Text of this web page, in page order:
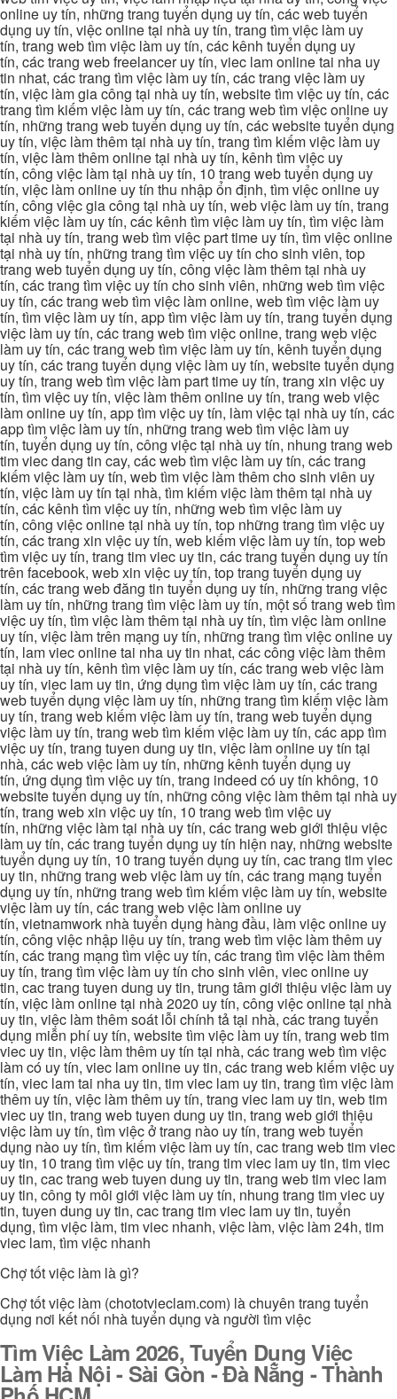
online uy tín, những trang tuyển dụng uy tín, các web tuyển
dụng uy tín, việc online tại nhà uy tín, trang tìm việc làm uy
tín, trang web tìm việc làm uy tín, các kênh tuyển dụng uy
tín, các trang web freelancer uy tín, viec lam online tai nha uy
tin nhat, các trang tìm việc làm uy tín, các trang việc làm uy
tín, việc làm gia công tại nhà uy tín, website tìm việc uy tín, các
trang tìm kiếm việc làm uy tín, các trang web tìm việc online uy
tín, những trang web tuyển dụng uy tín, các website tuyển dụng
uy tín, việc làm thêm tại nhà uy tín, trang tìm kiếm việc làm uy
tín, việc làm thêm online tại nhà uy tín, kênh tìm việc uy
tín, công việc làm tại nhà uy tín, 10 trang web tuyển dụng uy
tín, việc làm online uy tín thu nhập ổn định, tìm việc online uy
tín, công việc gia công tại nhà uy tín, web việc làm uy tín, trang
kiếm việc làm uy tín, các kênh tìm việc làm uy tín, tìm việc làm
tại nhà uy tín, trang web tìm việc part time uy tín, tìm việc online
tại nhà uy tín, những trang tìm việc uy tín cho sinh viên, top
trang web tuyển dụng uy tín, công việc làm thêm tại nhà uy
tín, các trang tìm việc uy tín cho sinh viên, những web tìm việc
uy tín, các trang web tìm việc làm online, web tìm việc làm uy
tín, tìm việc làm uy tín, app tìm việc làm uy tín, trang tuyển dụng
việc làm uy tín, các trang web tìm việc online, trang web việc
làm uy tín, các trang web tìm việc làm uy tín, kênh tuyển dụng
uy tín, các trang tuyển dụng việc làm uy tín, website tuyển dụng
uy tín, trang web tìm việc làm part time uy tín, trang xin việc uy
tín, tìm việc uy tín, việc làm thêm online uy tín, trang web việc
làm online uy tín, app tìm việc uy tín, làm việc tại nhà uy tín, các
app tìm việc làm uy tín, những trang web tìm việc làm uy
tín, tuyển dụng uy tín, công việc tại nhà uy tín, nhung trang web
tim viec dang tin cay, các web tìm việc làm uy tín, các trang
kiếm việc làm uy tín, web tìm việc làm thêm cho sinh viên uy
tín, việc làm uy tín tại nhà, tìm kiếm việc làm thêm tại nhà uy
tín, các kênh tìm việc uy tín, những web tìm việc làm uy
tín, công việc online tại nhà uy tín, top những trang tìm việc uy
tín, các trang xin việc uy tín, web kiếm việc làm uy tín, top web
tìm việc uy tín, trang tim viec uy tin, các trang tuyển dụng uy tín
trên facebook, web xin việc uy tín, top trang tuyển dụng uy
tín, các trang web đăng tin tuyển dụng uy tín, những trang việc
làm uy tín, những trang tìm việc làm uy tín, một số trang web tìm
việc uy tín, tìm việc làm thêm tại nhà uy tín, tìm việc làm online
uy tín, việc làm trên mạng uy tín, những trang tìm việc online uy
tín, lam viec online tai nha uy tin nhat, các công việc làm thêm
tại nhà uy tín, kênh tìm việc làm uy tín, các trang web việc làm
uy tín, viec lam uy tin, ứng dụng tìm việc làm uy tín, các trang
web tuyển dụng việc làm uy tín, những trang tìm kiếm việc làm
uy tín, trang web kiếm việc làm uy tín, trang web tuyển dụng
việc làm uy tín, trang web tìm kiếm việc làm uy tín, các app tìm
việc uy tín, trang tuyen dung uy tin, việc làm online uy tín tại
nhà, các web việc làm uy tín, những kênh tuyển dụng uy
tín, ứng dụng tìm việc uy tín, trang indeed có uy tín không, 10
website tuyển dụng uy tín, những công việc làm thêm tại nhà uy
tín, trang web xin việc uy tín, 10 trang web tìm việc uy
tín, những việc làm tại nhà uy tín, các trang web giới thiệu việc
làm uy tín, các trang tuyển dụng uy tín hiện nay, những website
tuyển dụng uy tín, 10 trang tuyển dụng uy tín, cac trang tim viec
uy tin, những trang web việc làm uy tín, các trang mạng tuyển
dụng uy tín, những trang web tìm kiếm việc làm uy tín, website
việc làm uy tín, các trang web việc làm online uy
tín, vietnamwork nhà tuyển dụng hàng đầu, làm việc online uy
tín, công việc nhập liệu uy tín, trang web tìm việc làm thêm uy
tín, các trang mạng tìm việc uy tín, các trang tìm việc làm thêm
uy tín, trang tìm việc làm uy tín cho sinh viên, viec online uy
tin, cac trang tuyen dung uy tin, trung tâm giới thiệu việc làm uy
tín, việc làm online tại nhà 2020 uy tín, công việc online tại nhà
uy tin, việc làm thêm soát lỗi chính tả tại nhà, các trang tuyển
dụng miễn phí uy tín, website tìm việc làm uy tín, trang web tim
viec uy tin, việc làm thêm uy tín tại nhà, các trang web tìm việc
làm có uy tín, viec lam online uy tin, các trang web kiếm việc uy
tín, viec lam tai nha uy tin, tim viec lam uy tin, trang tìm việc làm
thêm uy tín, việc làm thêm uy tín, trang viec lam uy tin, web tim
viec uy tin, trang web tuyen dung uy tin, trang web giới thiệu
việc làm uy tín, tìm việc ở trang nào uy tín, trang web tuyển
dụng nào uy tín, tìm kiếm việc làm uy tín, cac trang web tim viec
uy tin, 10 trang tìm việc uy tín, trang tim viec lam uy tin, tim viec
uy tin, cac trang web tuyen dung uy tin, trang web tim viec lam
uy tin, công ty môi giới việc làm uy tín, nhung trang tim viec uy
tin, tuyen dung uy tin, cac trang tim viec lam uy tin, tuyển
dụng, tìm việc làm, tim viec nhanh, việc làm, việc làm 24h, tim
viec lam, tìm việc nhanh
Chợ tốt việc làm là gì?
Chợ tốt việc làm (chototvieclam.com) là chuyên trang tuyển
dụng nơi kết nối nhà tuyển dụng và người tìm việc
Tìm Việc Làm 2026, Tuyển Dụng Việc
Làm Hà Nội - Sài Gòn - Đà Nẵng - Thành